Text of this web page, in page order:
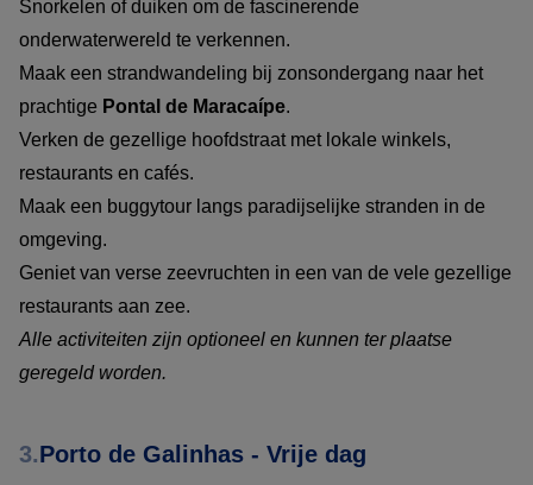
Snorkelen of duiken om de fascinerende
onderwaterwereld te verkennen.
Maak een strandwandeling bij zonsondergang naar het
prachtige Pontal de Maracaípe.
Verken de gezellige hoofdstraat met lokale winkels,
restaurants en cafés.
Maak een buggytour langs paradijselijke stranden in de
omgeving.
Geniet van verse zeevruchten in een van de vele gezellige
restaurants aan zee.
Alle activiteiten zijn optioneel en kunnen ter plaatse
geregeld worden.
3.Porto de Galinhas - Vrije dag